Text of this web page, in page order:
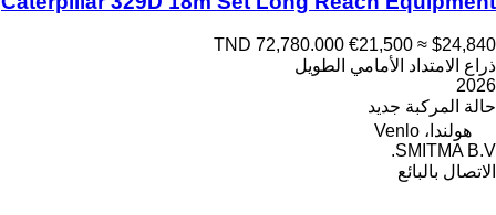
TND 72,780.000 €21,500 ≈ $24,840
ذراع الامتداد الأمامي الطويل
2026
حالة المركبة جديد
هولندا، Venlo
SMITMA B.V.
الاتصال بالبائع